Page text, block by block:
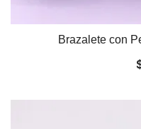
Brazalete con